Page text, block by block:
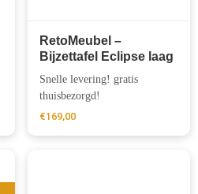
RetoMeubel –
Bijzettafel Eclipse laag
Snelle levering! gratis
thuisbezorgd!
€169,00